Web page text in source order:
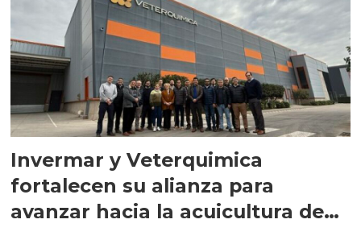
Invermar y Veterquimica
fortalecen su alianza para
avanzar hacia la acuicultura de